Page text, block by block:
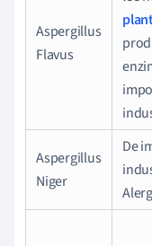
Aspergillus
Flavus
Aspergillus
Niger
De